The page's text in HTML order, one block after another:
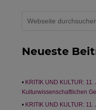
Neueste
KRITIK UND KULTUR:
Kulturwissenschaftlichen
KRITIK UND KULTUR: